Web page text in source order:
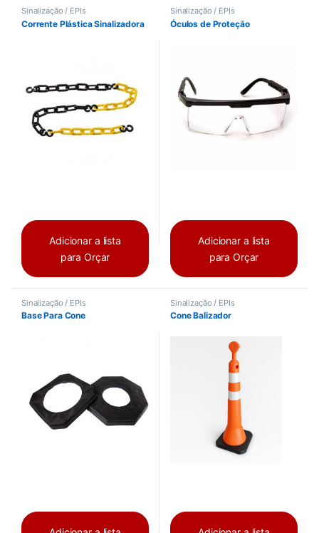
Sinalização / EPIs
Corrente Plástica Sinalizadora
Adicionar a lista
para Orçar
Sinalização / EPIs
Óculos de Proteção
Adicionar a lista
para Orçar
Sinalização / EPIs
Base Para Cone
Sinalização / EPIs
Cone Balizador